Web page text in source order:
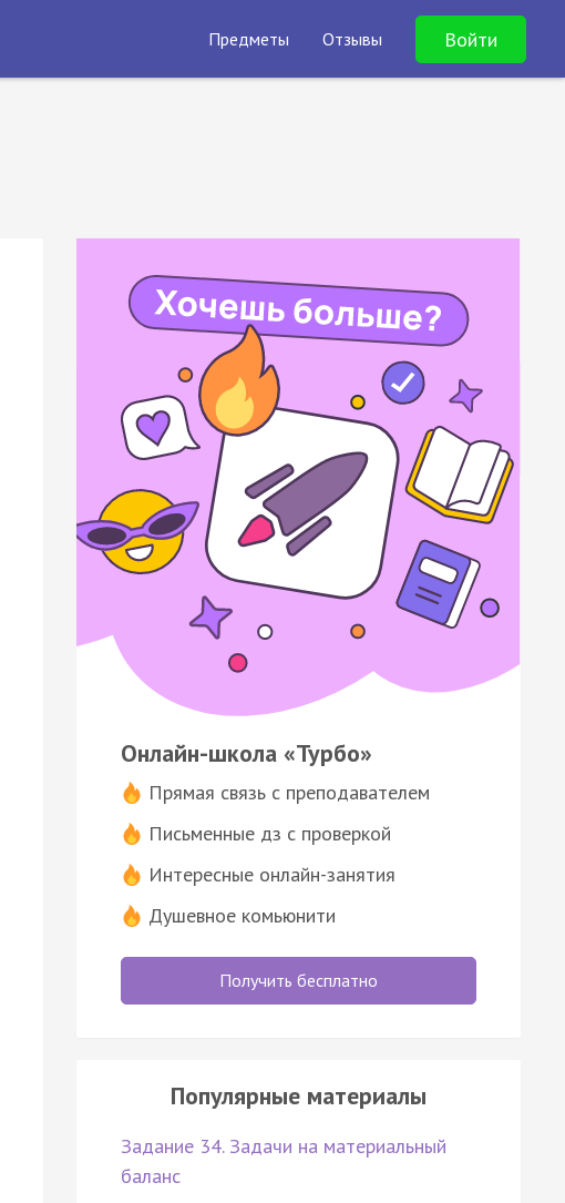
Предметы Отзывы Войти
Онлайн-школа «Турбо»
Прямая связь с преподавателем
Письменные дз с проверкой
Интересные онлайн-занятия
Душевное комьюнити
Получить бесплатно
Популярные материалы
Задание 34. Задачи на материальный
баланс